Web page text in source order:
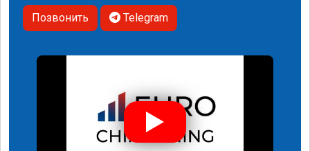
Позвонить Telegram